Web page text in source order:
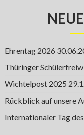
Ehrentag 2026
Thüringer
Wichtelpost 2025
Rückblick auf unsere
Internationaler Tag